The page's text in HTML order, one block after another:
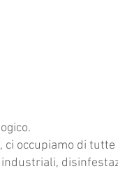
occupiamo di tutte